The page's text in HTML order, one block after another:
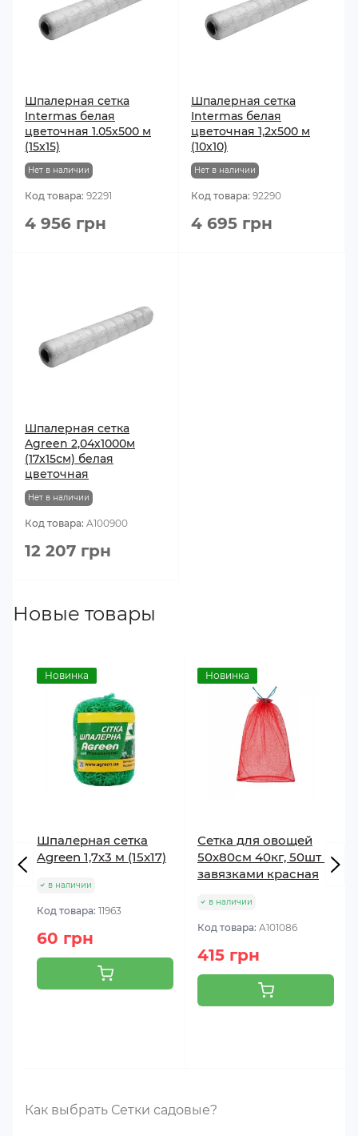
Шпалерная сетка
Intermas белая
цветочная 1.05х500 м
(15х15)
Нет в наличии
Код товара: 92291
4 956 грн
Шпалерная сетка
Intermas белая
цветочная 1,2х500 м
(10х10)
Нет в наличии
Код товара: 92290
4 695 грн
Шпалерная сетка
Agreen 2,04х1000м
(17х15см) белая
цветочная
Нет в наличии
Код товара: A100900
12 207 грн
Новые товары
Новинка
Шпалерная сетка
Agreen 1,7х3 м (15x17)
в наличии
Код товара: 11963
60 грн
Новинка
Сетка для овощей
50х80см 40кг, 50шт с
завязками красная
в наличии
Код товара: A101086
415 грн
Как выбрать Сетки садовые?